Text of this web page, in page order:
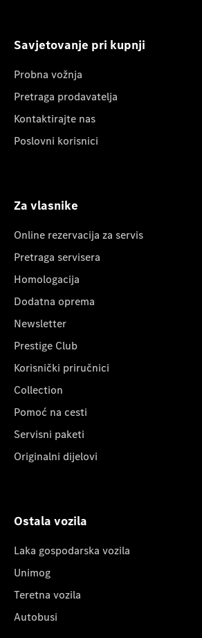
Savjetovanje pri kupnji
Probna vožnja
Pretraga prodavatelja
Kontaktirajte nas
Poslovni korisnici
Za vlasnike
Online rezervacija za servis
Pretraga servisera
Homologacija
Dodatna oprema
Newsletter
Prestige Club
Korisnički priručnici
Collection
Pomoć na cesti
Servisni paketi
Originalni dijelovi
Ostala vozila
Laka gospodarska vozila
Unimog
Teretna vozila
Autobusi